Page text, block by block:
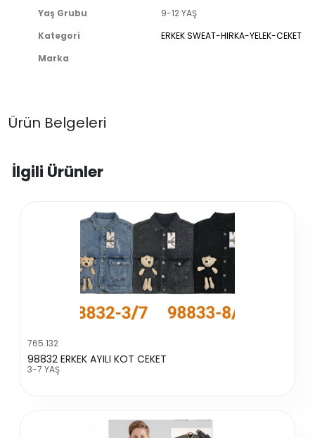
Yaş Grubu
9-12 YAŞ
Kategori
ERKEK SWEAT-HIRKA-YELEK-CEKET
Marka
Ürün Belgeleri
İlgili Ürünler
765.132
98832 ERKEK AYILI KOT CEKET
3-7 YAŞ